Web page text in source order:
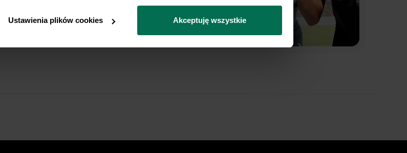
Ustawienia plików cookies Akceptuję wszystkie